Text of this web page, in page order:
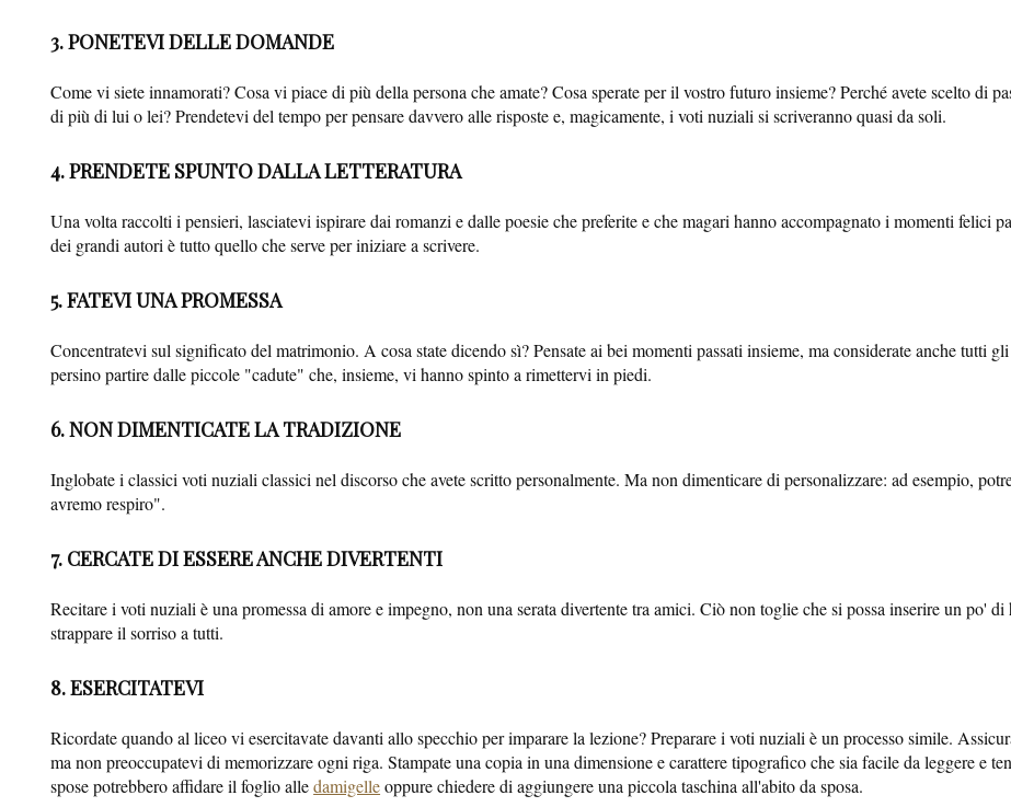
3. PONETEVI DELLE DOMANDE
Come vi siete innamorati? Cosa vi piace di più della persona che amate? Cosa sperate per il vostro futuro insieme? Perché avete scelto di
di più di lui o lei? Prendetevi del tempo per pensare davvero alle risposte e, magicamente, i voti nuziali si scriveranno quasi da soli.
4. PRENDETE SPUNTO DALLA LETTERATURA
Una volta raccolti i pensieri, lasciatevi ispirare dai romanzi e dalle poesie che preferite e che magari hanno accompagnato i momenti felici
dei grandi autori è tutto quello che serve per iniziare a scrivere.
5. FATEVI UNA PROMESSA
Concentratevi sul significato del matrimonio. A cosa state dicendo sì? Pensate ai bei momenti passati insieme, ma considerate anche tutti
persino partire dalle piccole "cadute" che, insieme, vi hanno spinto a rimettervi in piedi.
6. NON DIMENTICATE LA TRADIZIONE
Inglobate i classici voti nuziali classici nel discorso che avete scritto personalmente. Ma non dimenticare di personalizzare: ad esempio,
avremo respiro".
7. CERCATE DI ESSERE ANCHE DIVERTENTI
Recitare i voti nuziali è una promessa di amore e impegno, non una serata divertente tra amici. Ciò non toglie che si possa inserire un po'
strappare il sorriso a tutti.
8. ESERCITATEVI
Ricordate quando al liceo vi esercitavate davanti allo specchio per imparare la lezione? Preparare i voti nuziali è un processo simile.
ma non preoccupatevi di memorizzare ogni riga. Stampate una copia in una dimensione e carattere tipografico che sia facile da leggere e
spose potrebbero affidare il foglio alledamigelleoppure chiedere di aggiungere una piccola taschina all'abito da sposa.